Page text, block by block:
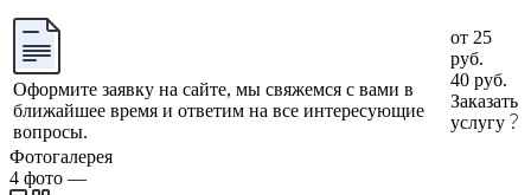
Оформите заявку на сайте, мы свяжемся с вами в
ближайшее время и ответим на все интересующие
вопросы.
от 25
руб.
40 руб.
Заказать
услугу
Фотогалерея
4 фото —